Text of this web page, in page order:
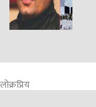
लोक्रप्रिय